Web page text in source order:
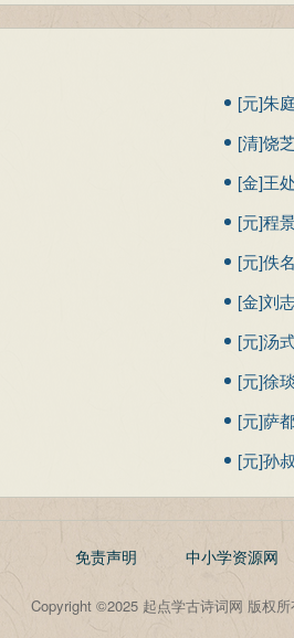
[元]朱
花 女
[清]饶
[金]王
[元]程
熬煎碎
[元]佚
四景
[金]刘
界
[元]汤
楼
[元]徐
阻风吹
[元]萨
妓女蹴
[元]孙
绣帏中
免责声明 中小学资源网
Copyright ©2025 起点学古诗词网 版权所